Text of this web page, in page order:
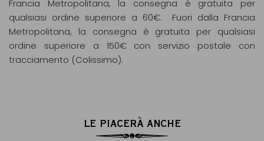
Francia Metropolitana, la consegna è gratuita per
qualsiasi ordine superiore a 60€. Fuori dalla Francia
Metropolitana, la consegna è gratuita per qualsiasi
ordine superiore a 150€ con servizio postale con
tracciamento (Colissimo).
LE PIACERÀ ANCHE